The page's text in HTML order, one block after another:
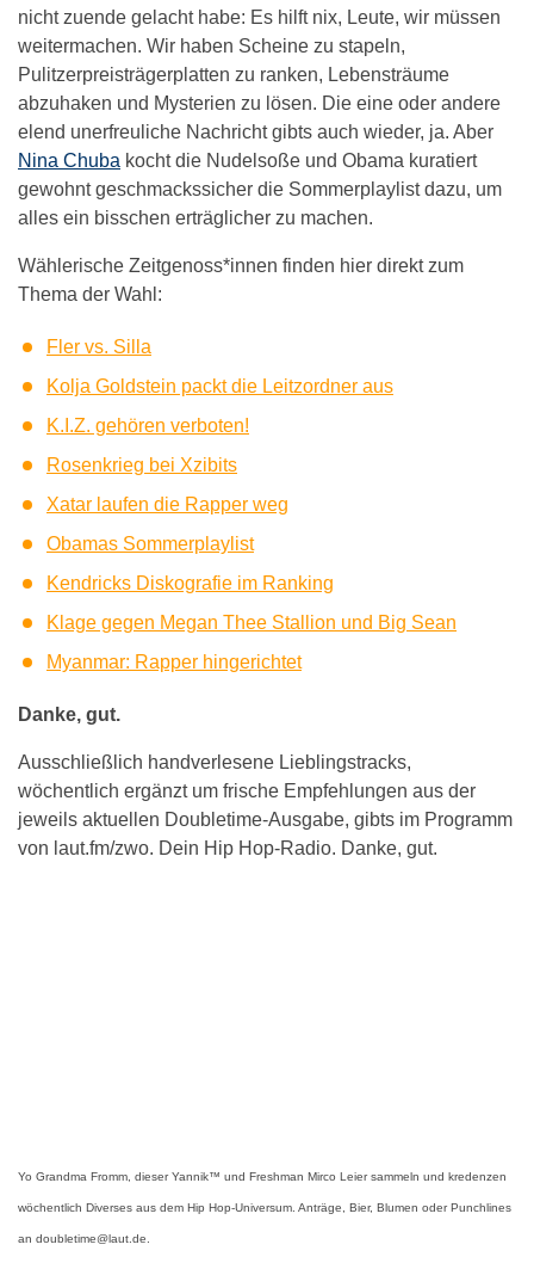
nicht zuende gelacht habe: Es hilft nix, Leute, wir müssen
weitermachen. Wir haben Scheine zu stapeln,
Pulitzerpreisträgerplatten zu ranken, Lebensträume
abzuhaken und Mysterien zu lösen. Die eine oder andere
elend unerfreuliche Nachricht gibts auch wieder, ja. Aber
Nina Chuba kocht die Nudelsoße und Obama kuratiert
gewohnt geschmackssicher die Sommerplaylist dazu, um
alles ein bisschen erträglicher zu machen.
Wählerische Zeitgenoss*innen finden hier direkt zum
Thema der Wahl:
Fler vs. Silla
Kolja Goldstein packt die Leitzordner aus
K.I.Z. gehören verboten!
Rosenkrieg bei Xzibits
Xatar laufen die Rapper weg
Obamas Sommerplaylist
Kendricks Diskografie im Ranking
Klage gegen Megan Thee Stallion und Big Sean
Myanmar: Rapper hingerichtet
Danke, gut.
Ausschließlich handverlesene Lieblingstracks,
wöchentlich ergänzt um frische Empfehlungen aus der
jeweils aktuellen Doubletime-Ausgabe, gibts im Programm
von laut.fm/zwo. Dein Hip Hop-Radio. Danke, gut.
Yo Grandma Fromm, dieser Yannik™ und Freshman Mirco Leier sammeln und kredenzen
wöchentlich Diverses aus dem Hip Hop-Universum. Anträge, Bier, Blumen oder Punchlines
an doubletime@laut.de.